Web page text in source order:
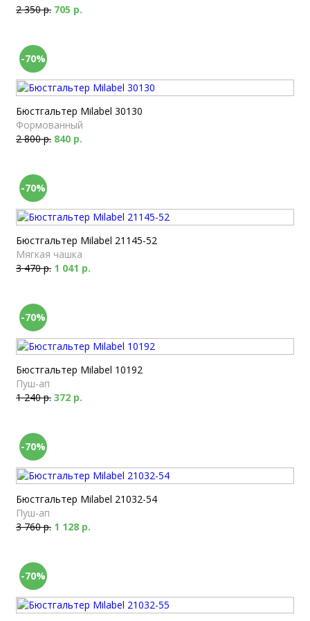
2 350 р. 705 р.
-70%
Бюстгальтер Milabel 30130
Формованный
2 800 р. 840 р.
-70%
Бюстгальтер Milabel 21145-52
Мягкая чашка
3 470 р. 1 041 р.
-70%
Бюстгальтер Milabel 10192
Пуш-ап
1 240 р. 372 р.
-70%
Бюстгальтер Milabel 21032-54
Пуш-ап
3 760 р. 1 128 р.
-70%